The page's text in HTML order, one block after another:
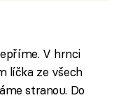
V hrnci
líčka ze všech
stranou. Do